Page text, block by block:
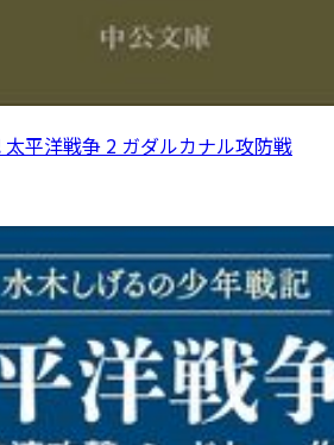
平洋戦争 2 ガダルカナル攻防戦